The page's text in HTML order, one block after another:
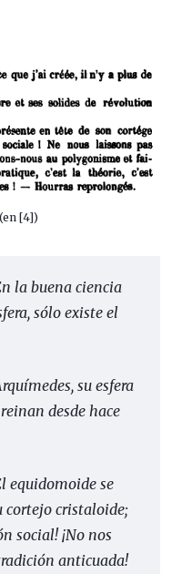
[4])
la buena ciencia
sólo existe el
su esfera
desde hace
equidomoide se
cortejo cristaloide;
social! ¡No nos
anticuada!